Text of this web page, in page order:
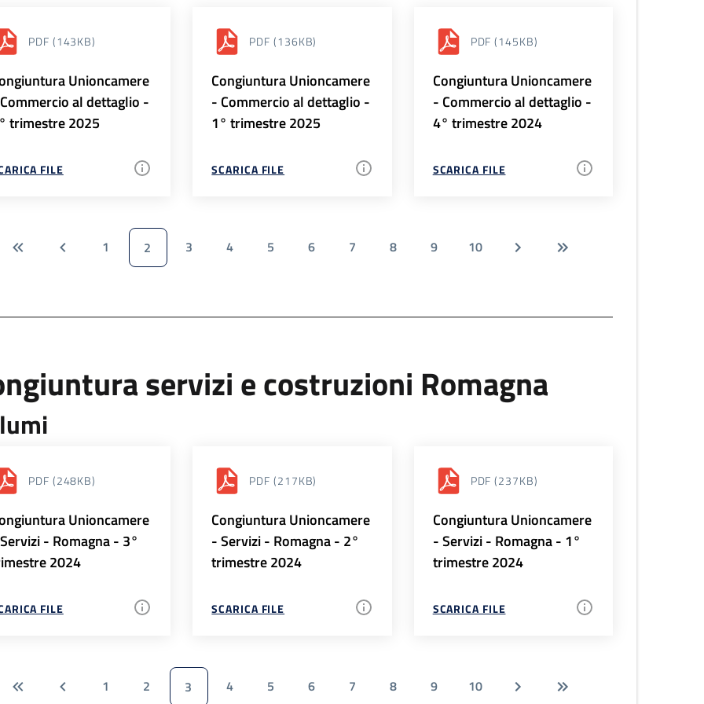
PDF (143KB)
Unioncamere
al dettaglio -
trimestre 2025
FILE
PDF (136KB)
Congiuntura Unioncamere
- Commercio al dettaglio -
1° trimestre 2025
SCARICA FILE
PDF (145KB)
Congiuntura Unioncamere
- Commercio al dettaglio -
4° trimestre 2024
SCARICA FILE
1 2 3 4 5 6 7 8 9 10
servizi e costruzioni Romagna
PDF (248KB)
Unioncamere
- Romagna - 3°
2024
FILE
PDF (217KB)
Congiuntura Unioncamere
- Servizi - Romagna - 2°
trimestre 2024
SCARICA FILE
PDF (237KB)
Congiuntura Unioncamere
- Servizi - Romagna - 1°
trimestre 2024
SCARICA FILE
1 2 3 4 5 6 7 8 9 10